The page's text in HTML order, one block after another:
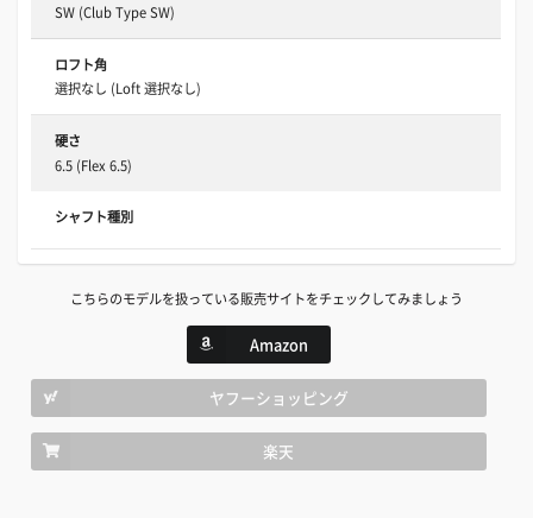
SW (Club Type SW)
ロフト角
選択なし (Loft 選択なし)
硬さ
6.5 (Flex 6.5)
シャフト種別
こちらのモデルを扱っている販売サイトをチェックしてみましょう
Amazon
ヤフーショッピング
楽天